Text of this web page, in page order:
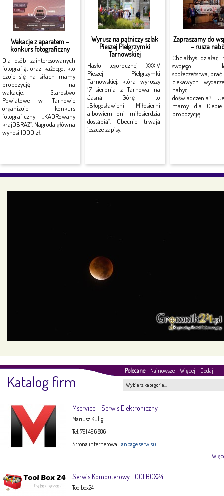
Wakacje z aparatem –
konkurs fotograficzny
Dla osób zainteresowanych
fotografią, oraz każdego, kto
czuje się na siłach mamy
propozycję na
wakacje. Starostwo
Powiatowe w Tarnowie
organizuje konkurs
fotograficzny „KADRowany
krajOBRAZ”. Nagroda główna
wynosi 1000 zł.
Wyrusz na pątniczy szlak
Pieszej Pielgrzymki
Tarnowskiej
Hasło tegorocznej XXXIV
Pieszej Pielgrzymki
Tarnowskiej, która wyruszy
17 sierpnia z Tarnowa na
Jasną Górę to
„Błogosławieni Miłosierni
albowiem oni miłosierdzia
dostąpią”. Obecnie trwają
jeszcze zapisy.
Zapraszamy do
– rusza
Chciałbyś działać
swojego
społeczeństwa,
ciekawych
nabyć
doświadczenia?
mamy dla Ciebie
propozycję!
Polecane Najnowsze Więcej Dodaj
Katalog firm Wybierz kategorie…
Mservice – Serwis Elektroniczny
Mariusz Kulig
Tel. 791 496 886
Strona internetowa: Fanpage serwisu
Serwis Komputerowy TOOLBOX24
Toolbox24